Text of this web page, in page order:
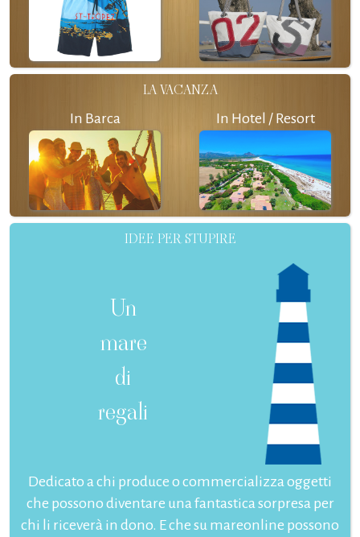
LA VACANZA
In Barca In Hotel / Resort
IDEE PER STUPIRE
Un
mare
di
regali
Dedicato a chi produce o commercializza oggetti
che possono diventare una fantastica sorpresa per
chi li riceverà in dono. E che su mareonline possono